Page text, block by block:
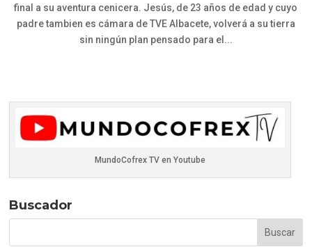
final a su aventura cenicera. Jesús, de 23 años de edad y cuyo
padre tambien es cámara de TVE Albacete, volverá a su tierra
sin ningún plan pensado para el...
MundoCofrex TV en Youtube
Buscador